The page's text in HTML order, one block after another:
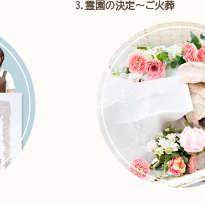
3.霊園の決定～ご火葬